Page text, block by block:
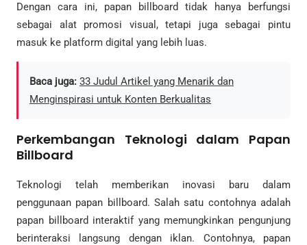
Dengan cara ini, papan billboard tidak hanya berfungsi
sebagai alat promosi visual, tetapi juga sebagai pintu
masuk ke platform digital yang lebih luas.
Baca juga: 33 Judul Artikel yang Menarik dan
Menginspirasi untuk Konten Berkualitas
Perkembangan Teknologi dalam Papan
Billboard
Teknologi telah memberikan inovasi baru dalam
penggunaan papan billboard. Salah satu contohnya adalah
papan billboard interaktif yang memungkinkan pengunjung
berinteraksi langsung dengan iklan. Contohnya, papan